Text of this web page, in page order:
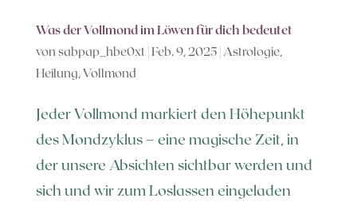
Was der Vollmond im Löwen für dich bedeutet
von sabpap_hbe0xt | Feb. 9, 2025| Astrologie,
Heilung,Vollmond
Jeder Vollmond markiert den Höhepunkt
des Mondzyklus – eine magische Zeit, in
der unsere Absichten sichtbar werden und
sich und wir zum Loslassen eingeladen